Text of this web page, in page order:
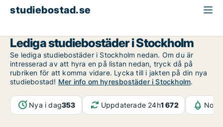
studiebostad.se
Lediga studiebostäder i Stockholm
Se lediga studiebostäder i Stockholm nedan. Om du är
intresserad av att hyra en på listan nedan, tryck då på
rubriken för att komma vidare. Lycka till i jakten på din nya
studiebostad! Mer info om hyresbostäder i Stockholm.
Nya i dag353 Uppdaterade 24h1 672